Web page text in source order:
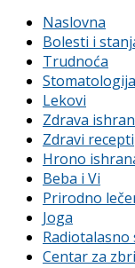
Naslovna
Bolesti i
Trudnoća
Stomatologija
Lekovi
Zdrava
Zdravi recepti
Hrono
Beba i Vi
Prirodno
Joga
Radiotalasno
Centar za